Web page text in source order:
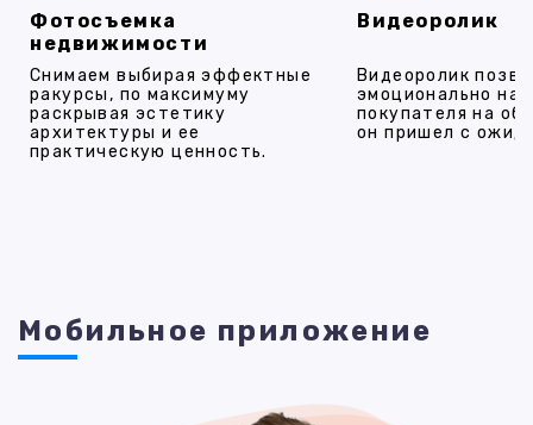
Фотосъемка
недвижимости
Снимаем выбирая эффектные
ракурсы, по максимуму
раскрывая эстетику
архитектуры и ее
практическую ценность.
Видеоролик
Видеоролик
эмоционально
покупателя на
он пришел с
Мобильное приложение